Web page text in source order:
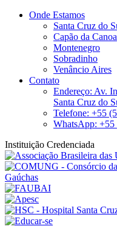
Onde Estamos
Santa Cruz do
Capão da Canoa
Montenegro
Sobradinho
Venâncio Aires
Contato
Endereço: Av.
Santa Cruz do
Telefone: +55
WhatsApp:
Instituição Credenciada